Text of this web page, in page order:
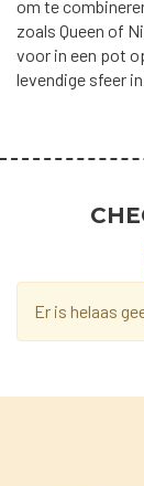
om te
zoals Queen of
voor in een pot
levendige sfeer
Er is helaas